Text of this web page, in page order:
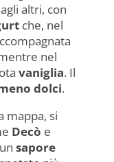
altri, con
che, nel
nel
vaniglia. Il
dolci.
mappa, si
Decò e
sapore